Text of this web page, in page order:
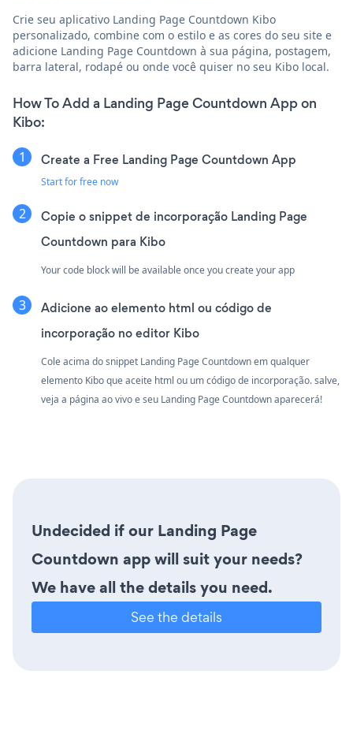
Crie seu aplicativo Landing Page Countdown Kibo
personalizado, combine com o estilo e as cores do seu site e
adicione Landing Page Countdown à sua página, postagem,
barra lateral, rodapé ou onde você quiser no seu Kibo local.
How To Add a Landing Page Countdown App on
Kibo:
Create a Free Landing Page Countdown App
Start for free now
Copie o snippet de incorporação Landing Page
Countdown para Kibo
Your code block will be available once you create your app
Adicione ao elemento html ou código de
incorporação no editor Kibo
Cole acima do snippet Landing Page Countdown em qualquer
elemento Kibo que aceite html ou um código de incorporação. salve,
veja a página ao vivo e seu Landing Page Countdown aparecerá!
Undecided if our Landing Page
Countdown app will suit your needs?
We have all the details you need.
See the details